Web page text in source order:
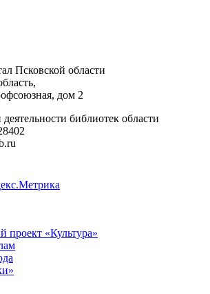
Псковской области
дом 2
библиотек области
проект «Культура»